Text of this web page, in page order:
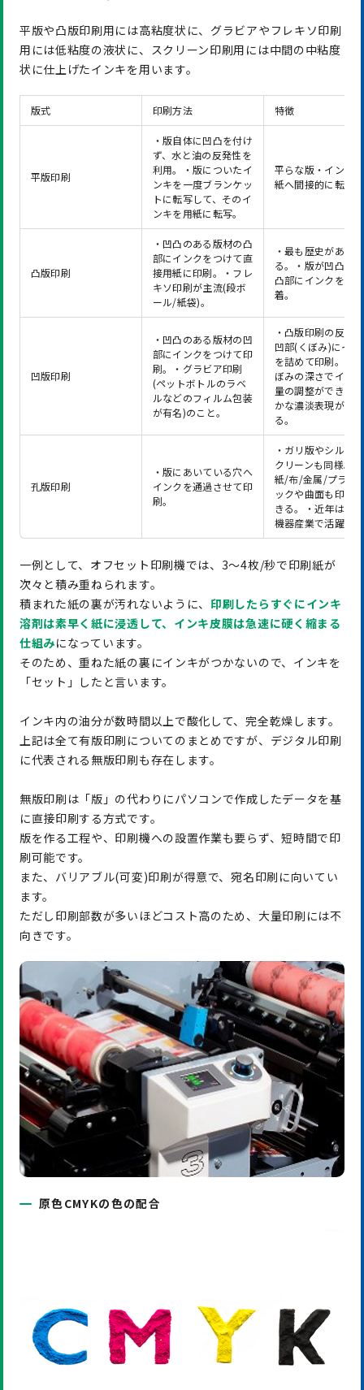
平版や凸版印刷用には高粘度状に、グラビアやフレキソ印刷
用には低粘度の液状に、スクリーン印刷用には中間の中粘度
状に仕上げたインキを用います。
版式 印刷方法 特徴
平版印刷
・版自体に凹凸を付け
ず、水と油の反発性を
利用。・版についたイ
ンキを一度ブランケッ
トに転写して、そのイ
ンキを用紙に転写。
平らな版・インキを
紙へ間接的に転写
凸版印刷
・凹凸のある版材の凸
部にインクをつけて直
接用紙に印刷。・フレ
キソ印刷が主流(段ボ
ール/紙袋)。
・最も歴史があ
る。・版が凹凸。
凸部にインクを付
着。
凹版印刷
・凹凸のある版材の凹
部にインクをつけて印
刷。・グラビア印刷
(ペットボトルのラベ
ルなどのフィルム包装
が有名)のこと。
・凸版印刷の反対・
凹部(くぼみ)にイン
を詰めて印刷。・く
ぼみの深さでインキ
量の調整ができて豊
かな濃淡表現ができ
る。
孔版印刷
・版にあいている穴へ
インクを通過させて印
刷。
・ガリ版やシルクス
クリーンも同様。・
紙/布/金属/プラス
ックや曲面も印刷で
きる。・近年は電子
機器産業で活躍。
一例として、オフセット印刷機では、3〜4枚/秒で印刷紙が
次々と積み重ねられます。
積まれた紙の裏が汚れないように、 印刷したらすぐにインキ
溶剤は素早く紙に浸透して、インキ皮膜は急速に硬く縮まる
仕組みになっています。
そのため、重ねた紙の裏にインキがつかないので、インキを
「セット」したと言います。
インキ内の油分が数時間以上で酸化して、完全乾燥します。
上記は全て有版印刷についてのまとめですが、デジタル印刷
に代表される無版印刷も存在します。
無版印刷は「版」の代わりにパソコンで作成したデータを基
に直接印刷する方式です。
版を作る工程や、印刷機への設置作業も要らず、短時間で印
刷可能です。
また、バリアブル(可変)印刷が得意で、宛名印刷に向いてい
ます。
ただし印刷部数が多いほどコスト高のため、大量印刷には不
向きです。
原色CMYKの色の配合